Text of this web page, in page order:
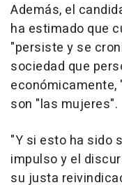
Además, el
ha estimado que
"persiste y se
sociedad que
económicamente,
son "las mujeres".
"Y si esto ha sido
impulso y el
su justa